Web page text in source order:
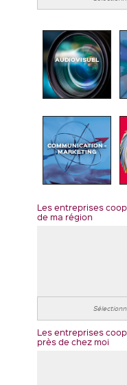
AUDIOVISUEL
COMMUNICATION -
MARKETING
Les entreprises
de ma région
Les entreprises
près de chez moi